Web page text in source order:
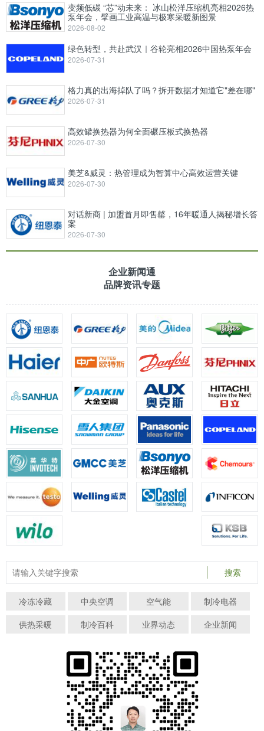
变频低碳 “芯”动未来： 冰山松洋压缩机亮相2026热
泵年会，擘画工业高温与极寒采暖新图景
2026-08-02
绿色转型，共赴武汉｜谷轮亮相2026中国热泵年会
2026-07-31
格力真的出海掉队了吗？拆开数据才知道它"差在哪"
2026-07-31
高效罐换热器为何全面碾压板式换热器
2026-07-30
美芝&威灵：热管理成为智算中心高效运营关键
2026-07-30
对话新商 | 加盟首月即售罄，16年暖通人揭秘增长答
案
2026-07-30
企业新闻通
品牌资讯专题
搜索
冷冻冷藏 中央空调 空气能
制冷电器
供热采暖
制冷百科 业界动态 企业新闻